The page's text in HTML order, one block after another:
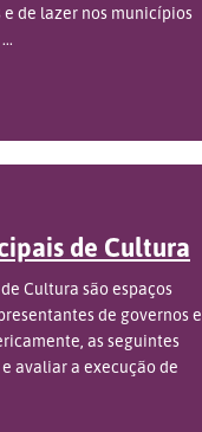
de lazer nos municípios
de Cultura
Cultura são espaços
de governos e
as seguintes
avaliar a execução de